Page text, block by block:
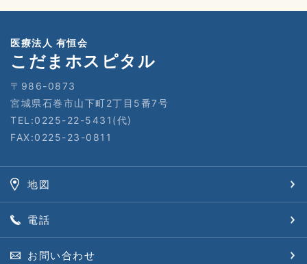
医療法人 有恒会
こだまホスピタル
〒986-0873
宮城県石巻市山下町2丁目5番7号
TEL:0225-22-5431(代)
FAX:0225-23-0811
地図
電話
お問い合わせ